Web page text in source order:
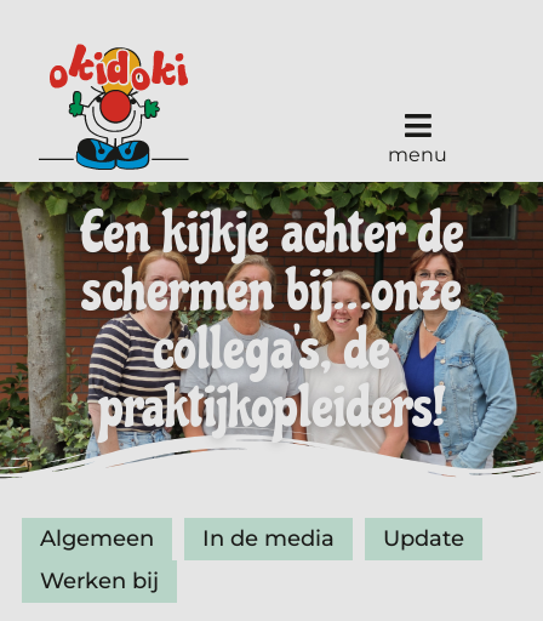
menu
Een kijkje achter de
schermen bij…onze
collega’s, de
praktijkopleiders!
Algemeen In de media
Update
Werken bij